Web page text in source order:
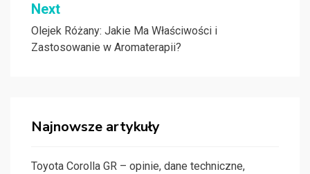
Next
Olejek Różany: Jakie Ma Właściwości i
Zastosowanie w Aromaterapii?
Najnowsze artykuły
Toyota Corolla GR – opinie, dane techniczne,